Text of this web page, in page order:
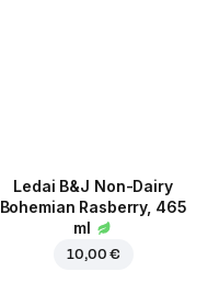
Ledai B&J Non-Dairy
Bohemian Rasberry, 465
ml
10,00 €